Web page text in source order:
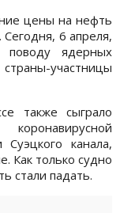
цены на нефть
6 апреля,
поводу ядерных
участницы
также сыграло
канала,
Как только судно
стали падать.